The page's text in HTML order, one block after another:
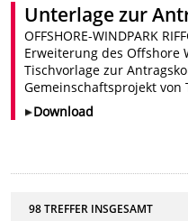
Unterlage zur
OFFSHORE-WINDPARK
Erweiterung des Offshore
Tischvorlage zur
Gemeinschaftsprojekt von
Download
98 TREFFER INSGESAMT